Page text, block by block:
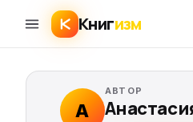
Книгизм
А
АВТОР